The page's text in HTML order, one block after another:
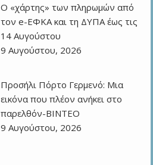
Ο «χάρτης» των πληρωμών από
τον e-ΕΦΚΑ και τη ΔΥΠΑ έως τις
14 Αυγούστου
9 Αυγούστου, 2026
Προσήλι Πόρτο Γερμενό: Μια
εικόνα που πλέον ανήκει στο
παρελθόν-ΒΙΝΤΕΟ
9 Αυγούστου, 2026